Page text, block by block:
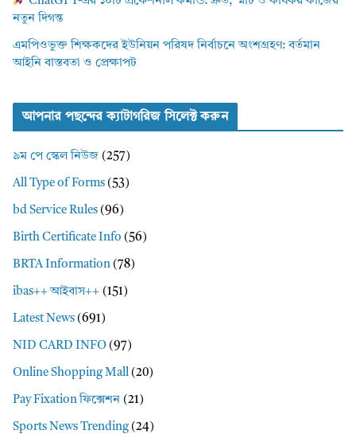
নতুন দিগন্ত
এমপিওভুক্ত শিক্ষকদের ইউনিয়ন পরিষদ নির্বাচনে অংশগ্রহণ: বর্তমান
আইনি বাস্তবতা ও প্রেক্ষাপট
আপনার পছন্দের ক্যাটাগরিজ সিলেক্ট করুন
৯ম পে স্কেল নিউজ (257)
All Type of Forms (53)
bd Service Rules (96)
Birth Certificate Info (56)
BRTA Information (78)
ibas++ আইবাস++ (151)
Latest News (691)
NID CARD INFO (97)
Online Shopping Mall (20)
Pay Fixation ফিক্সেশন (21)
Sports News Trending(24)